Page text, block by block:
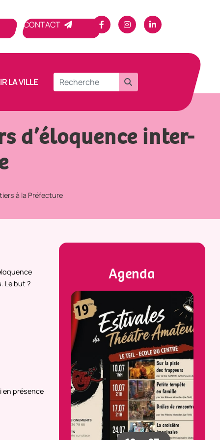
CONTACT
LA VILLE
d’éloquence inter-
à la Préfecture
Le but ?
en présence
Agenda